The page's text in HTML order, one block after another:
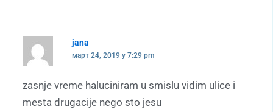
jana
март 24, 2019 у 7:29 pm
zasnje vreme haluciniram u smislu vidim ulice i
mesta drugacije nego sto jesu